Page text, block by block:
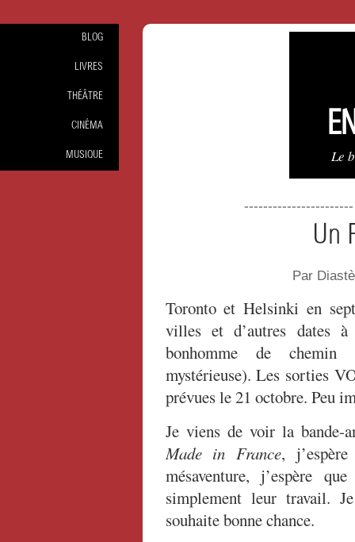
Le
Un
Par
Toronto et Helsinki en
villes et d’autres dates
bonhomme de chemin
mystérieuse). Les sorties
prévues le 21 octobre. Peu
Je viens de voir la bande-
Made in France,
mésaventure, j’espère
simplement leur travail.
souhaite bonne chance.
BLOG
LIVRES
THÉÂTRE
CINÉMA
MUSIQUE